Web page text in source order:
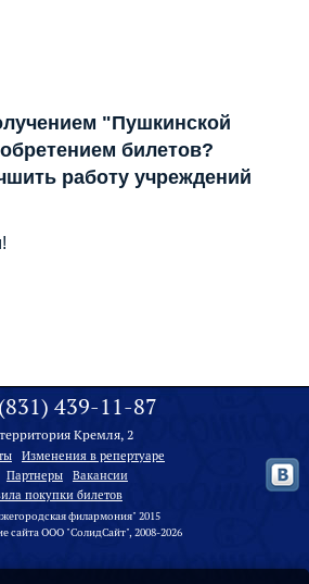
"Пушкинской
билетов?
работу учреждений
(831) 439-11-87
территория Кремля, 2
Изменения в репертуаре
Партнеры
Вакансии
покупки билетов
филармония" 2015
сайтаООО "СолидСайт", 2008-2026